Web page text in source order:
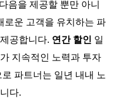
음을 제공할 뿐만 아니
로운 고객을 유치하는 파
공합니다. 연간 할인 일
지속적인 노력과 투자
파트너는 일년 내내 노
다.